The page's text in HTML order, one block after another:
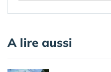
A lire aussi